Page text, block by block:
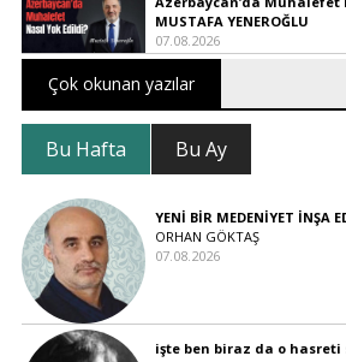
MUSTAFA YENEROĞLU
07.08.2026
Çok okunan yazılar
Bu Hafta Bu Ay
YENİ BİR MEDENİYET İNŞA
ORHAN GÖKTAŞ
07.08.2026
işte ben biraz da o hasreti